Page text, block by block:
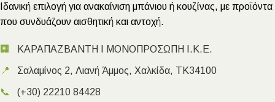
Ιδανική επιλογή για ανακαίνιση μπάνιου ή κουζίνας, με προϊόντα
που συνδυάζουν αισθητική και αντοχή.
🏢 ΚΑΡΑΠΑΖΒΑΝΤΗ Ι ΜΟΝΟΠΡΟΣΩΠΗ Ι.Κ.Ε.
📍 Σαλαμίνος 2, Λιανή Άμμος, Χαλκίδα, ΤΚ34100
📞 (+30) 22210 84428